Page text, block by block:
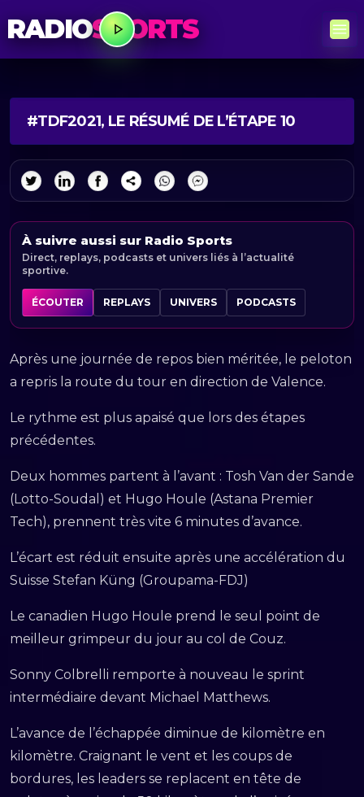
RADIOSPORTS
#TDF2021, LE RÉSUMÉ DE L’ÉTAPE 10
À suivre aussi sur Radio Sports
Direct, replays, podcasts et univers liés à l’actualité
sportive.
ÉCOUTER REPLAYS UNIVERS PODCASTS
Après une journée de repos bien méritée, le peloton
a repris la route du tour en direction de Valence.
Le rythme est plus apaisé que lors des étapes
précédentes.
Deux hommes partent à l’avant : Tosh Van der Sande
(Lotto-Soudal) et Hugo Houle (Astana Premier
Tech), prennent très vite 6 minutes d’avance.
L’écart est réduit ensuite après une accélération du
Suisse Stefan Küng (Groupama-FDJ)
Le canadien Hugo Houle prend le seul point de
meilleur grimpeur du jour au col de Couz.
Sonny Colbrelli remporte à nouveau le sprint
intermédiaire devant Michael Matthews.
L’avance de l’échappée diminue de kilomètre en
kilomètre. Craignant le vent et les coups de
bordures, les leaders se replacent en tête de